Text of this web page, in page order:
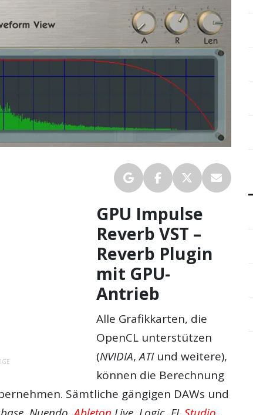
GPU Impulse
Reverb VST –
Reverb Plugin
mit GPU-
Antrieb
Alle Grafikkarten, die
OpenCL unterstützen
(NVIDIA,ATIund weitere),
können die Berechnung
Sämtliche gängigen DAWs und